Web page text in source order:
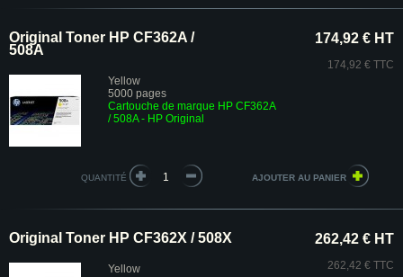
Original Toner HP CF362A /
508A
Yellow
5000 pages
Cartouche de marque HP CF362A
/ 508A - HP Original
174,92 € HT
174,92 € TTC
QUANTITÉ
Original Toner HP CF362X / 508X
Yellow
262,42 € HT
262,42 € TTC